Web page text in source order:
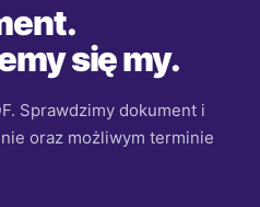
się my.
Sprawdzimy dokument i
oraz możliwym terminie